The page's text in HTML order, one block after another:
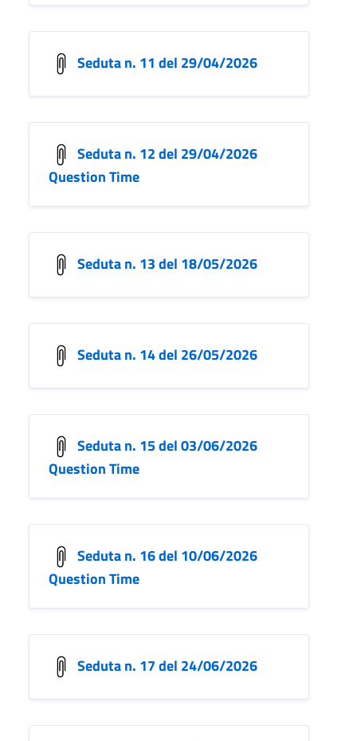
Seduta n. 11 del 29/04/2026
Seduta n. 12 del 29/04/2026
Question Time
Seduta n. 13 del 18/05/2026
Seduta n. 14 del 26/05/2026
Seduta n. 15 del 03/06/2026
Question Time
Seduta n. 16 del 10/06/2026
Question Time
Seduta n. 17 del 24/06/2026